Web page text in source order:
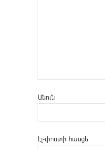
Անուն
Էլ-փոստի հասցե